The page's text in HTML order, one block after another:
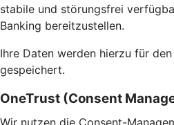
stabile und störungsfrei
Banking bereitzustellen.
Ihre Daten werden hierzu für
gespeichert.
OneTrust (Consent
Wir nutzen die Consent-